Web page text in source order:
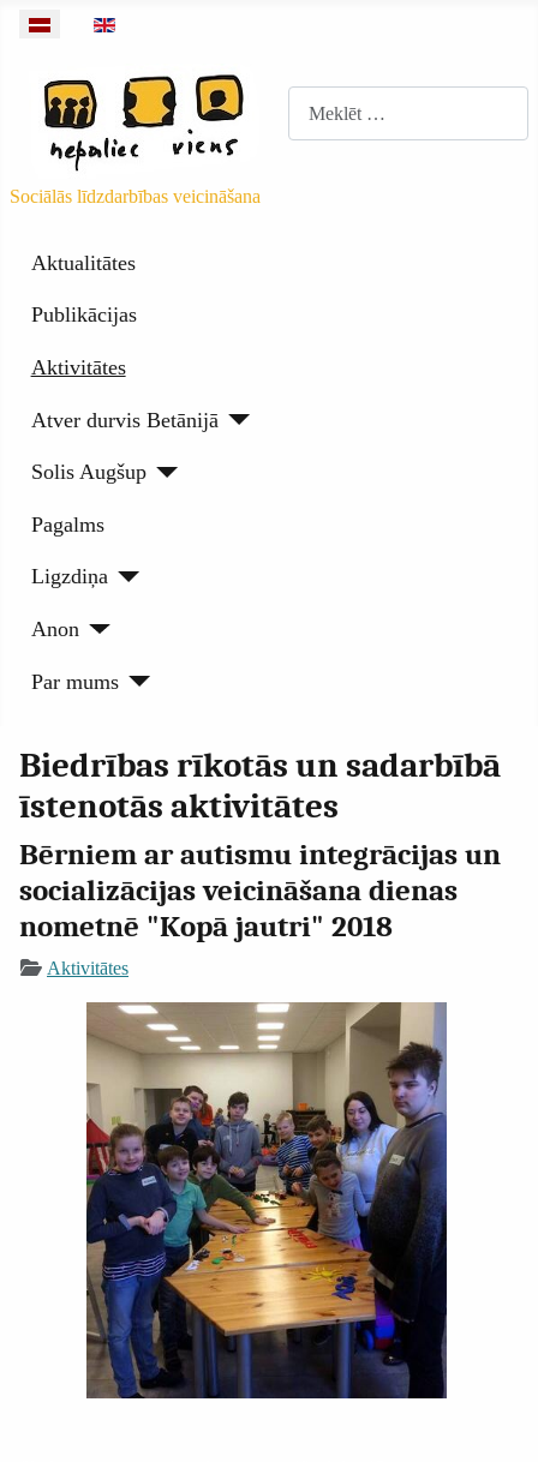
Izvēlieties valodu
Sociālās līdzdarbības veicināšana
Aktualitātes
Publikācijas
Aktivitātes
Atver durvis Betānijā
Solis Augšup
Pagalms
Ligzdiņa
Anon
Par mums
Biedrības rīkotās un sadarbībā
īstenotās aktivitātes
Bērniem ar autismu integrācijas un
socializācijas veicināšana dienas
nometnē "Kopā jautri" 2018
Aktivitātes